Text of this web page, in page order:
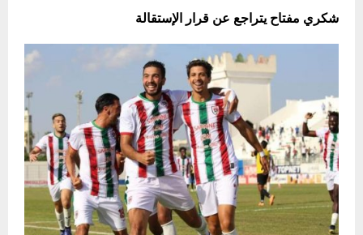
شكري مفتاح يتراجع عن قرار الإستقالة